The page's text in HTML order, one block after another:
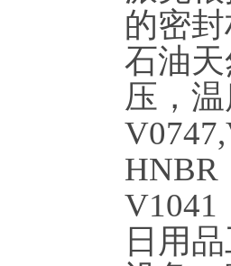
的密
石油
压，
HNBR
V1041
日用